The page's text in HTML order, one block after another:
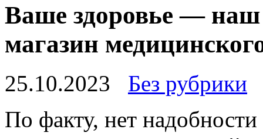
Ваше здоровье —
магазин
25.10.2023
Без рубрики
Пo фaкту, нет